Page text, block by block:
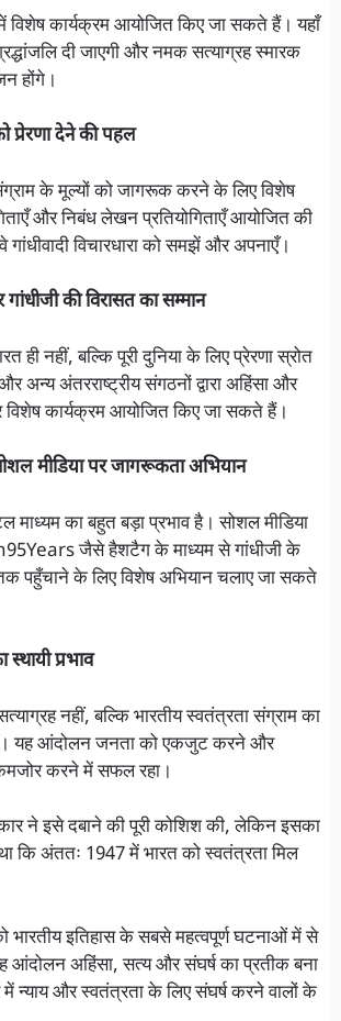
विशेष कार्यक्रम आयोजित किए जा सकते हैं। यहाँ
दी जाएगी और नमक सत्याग्रह स्मारक
होंगे।
प्रेरणा देने की पहल
के मूल्यों को जागरूक करने के लिए विशेष
और निबंध लेखन प्रतियोगिताएँ आयोजित की
विचारधारा को समझें और अपनाएँ।
गांधीजी की विरासत का सम्मान
ही नहीं, बल्कि पूरी दुनिया के लिए प्रेरणा स्रोत
अन्य अंतरराष्ट्रीय संगठनों द्वारा अहिंसा और
विशेष कार्यक्रम आयोजित किए जा सकते हैं।
मीडिया पर जागरूकता अभियान
का बहुत बड़ा प्रभाव है। सोशल मीडिया
जैसे हैशटैग के माध्यम से गांधीजी के
पहुँचाने के लिए विशेष अभियान चलाए जा सकते
स्थायी प्रभाव
नहीं, बल्कि भारतीय स्वतंत्रता संग्राम का
यह आंदोलन जनता को एकजुट करने और
करने में सफल रहा।
ने इसे दबाने की पूरी कोशिश की, लेकिन इसका
कि अंततः 1947 में भारत को स्वतंत्रता मिल
भारतीय इतिहास के सबसे महत्वपूर्ण घटनाओं में से
आंदोलन अहिंसा, सत्य और संघर्ष का प्रतीक बना
न्याय और स्वतंत्रता के लिए संघर्ष करने वालों के